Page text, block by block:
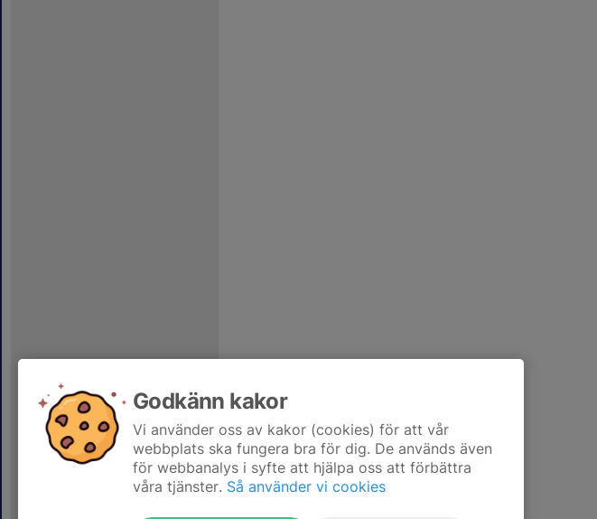
Godkänn kakor
Vi använder oss av kakor (cookies) för att vår
webbplats ska fungera bra för dig. De används även
för webbanalys i syfte att hjälpa oss att förbättra
våra tjänster. Så använder vi cookies